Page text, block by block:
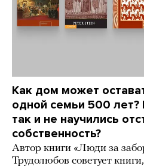
Как дом может
одной семьи 500 лет?
так и не научились
собственность?
Автор книги «Люди за
Трудолюбов советует